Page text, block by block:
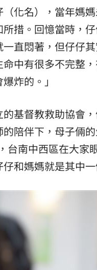
化名），當年媽
措。回憶當時，
直悶著，但仔仔
中有很多不完整
炸的。」
基督教救助協會
陪伴下，母子倆
台南中西區在大家
和媽媽就是其中一